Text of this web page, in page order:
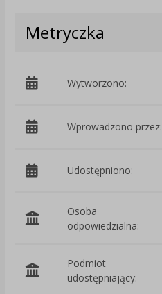
Metryczka
Wytworzono:
Wprowadzono przez:
Udostępniono:
Osoba
odpowiedzialna:
Podmiot
udostępniający: